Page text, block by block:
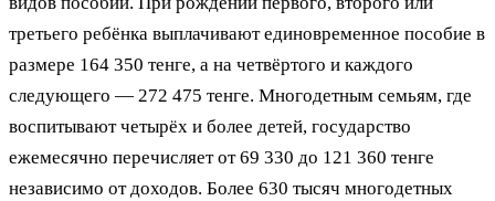
третьего ребёнка выплачивают единовременное пособие в
размере 164 350 тенге, а на четвёртого и каждого
следующего — 272 475 тенге. Многодетным семьям, где
воспитывают четырёх и более детей, государство
ежемесячно перечисляет от 69 330 до 121 360 тенге
независимо от доходов. Более 630 тысяч многодетных